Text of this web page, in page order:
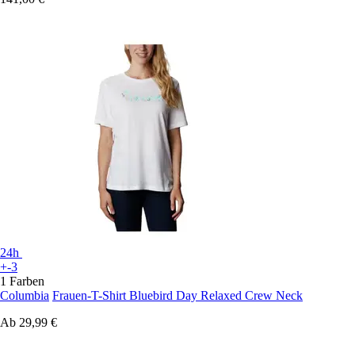
24h
+-3
1 Farben
Columbia Frauen-T-Shirt Bluebird Day Relaxed Crew Neck
Ab 29,99 €